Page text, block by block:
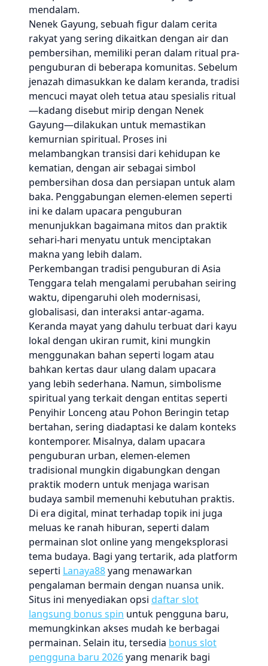
mendalam.
Nenek Gayung, sebuah figur dalam cerita
rakyat yang sering dikaitkan dengan air dan
pembersihan, memiliki peran dalam ritual pra-
penguburan di beberapa komunitas. Sebelum
jenazah dimasukkan ke dalam keranda, tradisi
mencuci mayat oleh tetua atau spesialis ritual
—kadang disebut mirip dengan Nenek
Gayung—dilakukan untuk memastikan
kemurnian spiritual. Proses ini
melambangkan transisi dari kehidupan ke
kematian, dengan air sebagai simbol
pembersihan dosa dan persiapan untuk alam
baka. Penggabungan elemen-elemen seperti
ini ke dalam upacara penguburan
menunjukkan bagaimana mitos dan praktik
sehari-hari menyatu untuk menciptakan
makna yang lebih dalam.
Perkembangan tradisi penguburan di Asia
Tenggara telah mengalami perubahan seiring
waktu, dipengaruhi oleh modernisasi,
globalisasi, dan interaksi antar-agama.
Keranda mayat yang dahulu terbuat dari kayu
lokal dengan ukiran rumit, kini mungkin
menggunakan bahan seperti logam atau
bahkan kertas daur ulang dalam upacara
yang lebih sederhana. Namun, simbolisme
spiritual yang terkait dengan entitas seperti
Penyihir Lonceng atau Pohon Beringin tetap
bertahan, sering diadaptasi ke dalam konteks
kontemporer. Misalnya, dalam upacara
penguburan urban, elemen-elemen
tradisional mungkin digabungkan dengan
praktik modern untuk menjaga warisan
budaya sambil memenuhi kebutuhan praktis.
Di era digital, minat terhadap topik ini juga
meluas ke ranah hiburan, seperti dalam
permainan slot online yang mengeksplorasi
tema budaya. Bagi yang tertarik, ada platform
seperti Lanaya88yang menawarkan
pengalaman bermain dengan nuansa unik.
Situs ini menyediakan opsi daftar slot
langsung bonus spin untuk pengguna baru,
memungkinkan akses mudah ke berbagai
permainan. Selain itu, tersedia bonus slot
pengguna baru 2026yang menarik bagi